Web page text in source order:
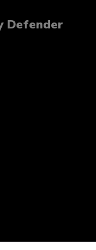
Defender